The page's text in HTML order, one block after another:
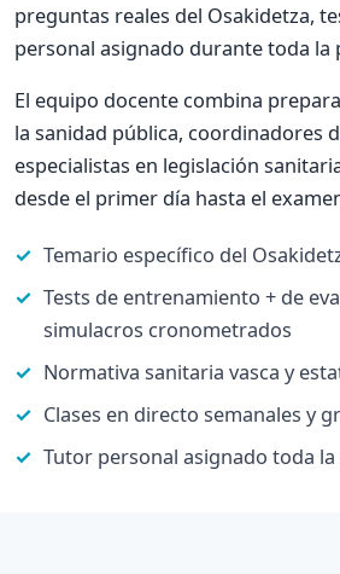
preguntas reales del Osakidetza,
personal asignado durante toda la
El equipo docente combina
la sanidad pública, coordinadores
especialistas en legislación
desde el primer día hasta el
Temario específico del
Tests de entrenamiento + de
simulacros cronometrados
Normativa sanitaria vasca y
Clases en directo semanales y
Tutor personal asignado toda